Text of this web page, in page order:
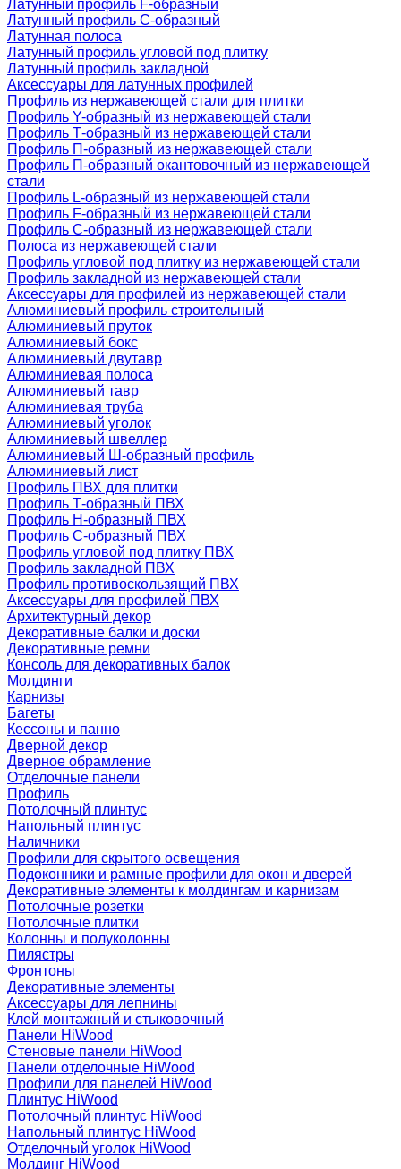
Латунный профиль F-образный
Латунный профиль C-образный
Латунная полоса
Латунный профиль угловой под плитку
Латунный профиль закладной
Аксессуары для латунных профилей
Профиль из нержавеющей стали для плитки
Профиль Y-образный из нержавеющей стали
Профиль Т-образный из нержавеющей стали
Профиль П-образный из нержавеющей стали
Профиль П-образный окантовочный из нержавеющей
стали
Профиль L-образный из нержавеющей стали
Профиль F-образный из нержавеющей стали
Профиль C-образный из нержавеющей стали
Полоса из нержавеющей стали
Профиль угловой под плитку из нержавеющей стали
Профиль закладной из нержавеющей стали
Аксессуары для профилей из нержавеющей стали
Алюминиевый профиль строительный
Алюминиевый пруток
Алюминиевый бокс
Алюминиевый двутавр
Алюминиевая полоса
Алюминиевый тавр
Алюминиевая труба
Алюминиевый уголок
Алюминиевый швеллер
Алюминиевый Ш-образный профиль
Алюминиевый лист
Профиль ПВХ для плитки
Профиль Т-образный ПВХ
Профиль H-образный ПВХ
Профиль C-образный ПВХ
Профиль угловой под плитку ПВХ
Профиль закладной ПВХ
Профиль противоскользящий ПВХ
Аксессуары для профилей ПВХ
Архитектурный декор
Декоративные балки и доски
Декоративные ремни
Консоль для декоративных балок
Молдинги
Карнизы
Багеты
Кессоны и панно
Дверной декор
Дверное обрамление
Отделочные панели
Профиль
Потолочный плинтус
Напольный плинтус
Наличники
Профили для скрытого освещения
Подоконники и рамные профили для окон и дверей
Декоративные элементы к молдингам и карнизам
Потолочные розетки
Потолочные плитки
Колонны и полуколонны
Пилястры
Фронтоны
Декоративные элементы
Аксессуары для лепнины
Клей монтажный и стыковочный
Панели HiWood
Стеновые панели HiWood
Панели отделочные HiWood
Профили для панелей HiWood
Плинтус HiWood
Потолочный плинтус HiWood
Напольный плинтус HiWood
Отделочный уголок HiWood
Молдинг HiWood